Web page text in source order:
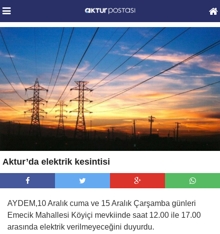
Aktur’da elektrik kesintisi
AYDEM,10 Aralık cuma ve 15 Aralık Çarşamba günleri
Emecik Mahallesi Köyiçi mevkiinde saat 12.00 ile 17.00
arasında elektrik verilmeyeceğini duyurdu.